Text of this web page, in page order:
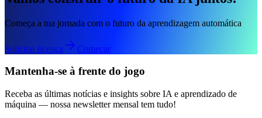
Começa a tua jornada com o futuro da aprendizagem automática
Solicitar licença Começar
Mantenha-se à frente do jogo
Receba as últimas notícias e insights sobre IA e aprendizado de
máquina — nossa newsletter mensal tem tudo!